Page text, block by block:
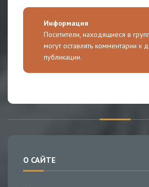
Информация
Посетители, находящиеся в
могут оставлять комментарии к
публикации.
О САЙТЕ